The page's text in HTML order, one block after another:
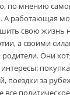
по мнению
А работающая
свою жизнь
а своими
Они
интересы:
поездки за